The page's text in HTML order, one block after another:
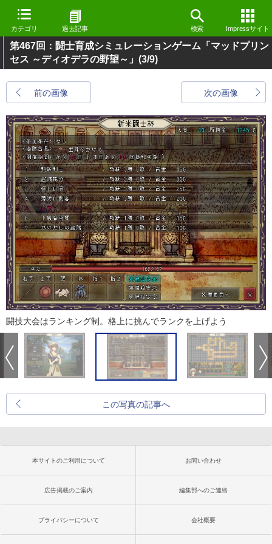
カテゴリ 過去記事 検索 Impressサイト
第467回：闘士育成シミュレーションゲーム「マッドプリン
セス ～ディオデラの野望～」 (3/9)
前の画像 次の画像
闘技大会はランキング制。格上に挑んでランクを上げよう
この写真の記事へ
本サイトのご利用について お問い合わせ
広告掲載のご案内 編集部へのご連絡
プライバシーについて 会社概要